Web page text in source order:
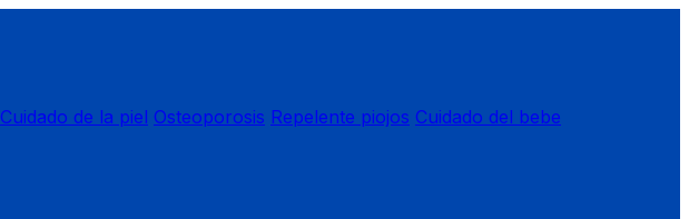
Cuidado de la piel Osteoporosis Repelente piojos Cuidado del bebe